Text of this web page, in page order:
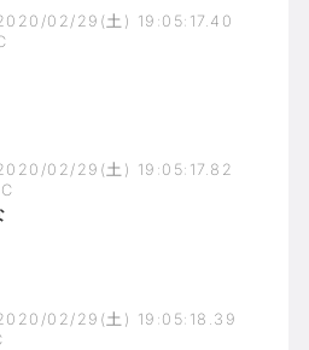
02/29(土) 19:05:17.40
02/29(土) 19:05:17.82
02/29(土) 19:05:18.39